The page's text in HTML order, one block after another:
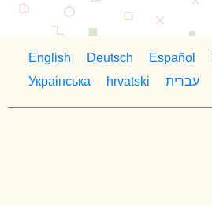
English Deutsch Español
Украiнська
hrvatski עברית